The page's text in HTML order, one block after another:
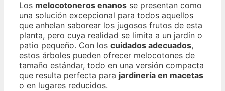
Los melocotoneros enanos se presentan como
una solución excepcional para todos aquellos
que anhelan saborear los jugosos frutos de esta
planta, pero cuya realidad se limita a un jardín o
patio pequeño. Con los cuidados adecuados,
estos árboles pueden ofrecer melocotones de
tamaño estándar, todo en una versión compacta
que resulta perfecta para jardinería en macetas
o en lugares reducidos.